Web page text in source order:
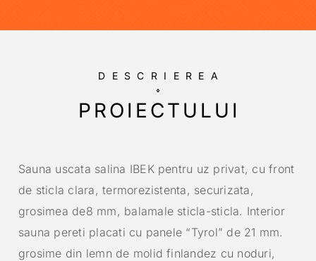
DESCRIEREA
PROIECTULUI
Sauna uscata salina IBEK pentru uz privat, cu front
de sticla clara, termorezistenta, securizata,
grosimea de8 mm, balamale sticla-sticla. Interior
sauna pereti placati cu panele “Tyrol” de 21 mm.
grosime din lemn de molid finlandez cu noduri,